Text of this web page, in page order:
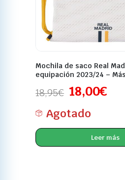
Mochila de saco Real
equipación 2023/24 –
18,95€ 18,00€
Agotado
Leer más